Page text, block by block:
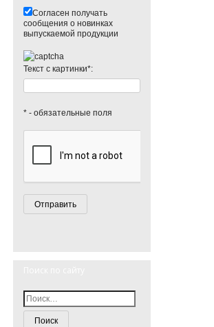
Согласен получать
сообщения о новинках
выпускаемой продукции
Текст с картинки*:
* - обязательные поля